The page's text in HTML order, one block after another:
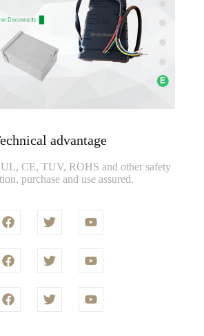
advantage
UL, CE, TUV, ROHS and other safety
purchase and use assured.